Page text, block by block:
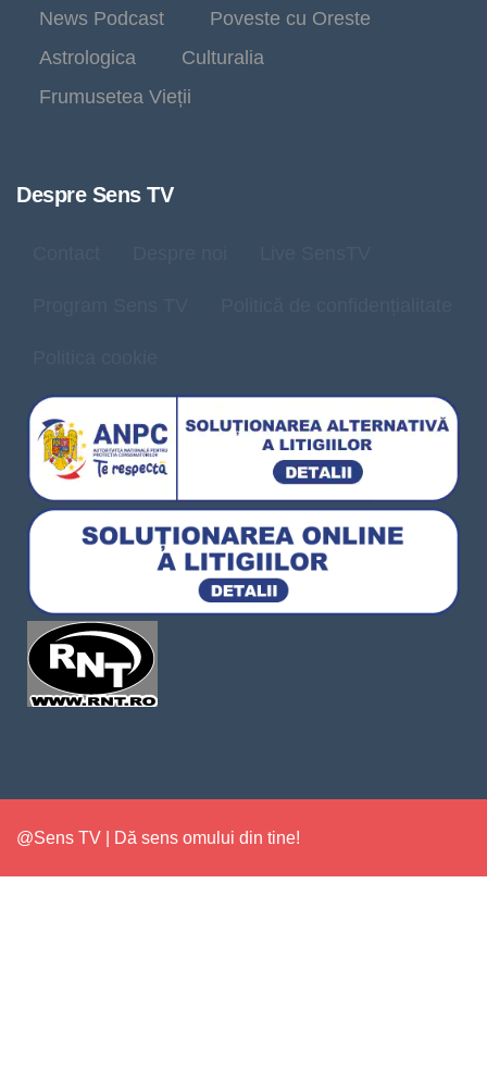
News Podcast
Poveste cu Oreste
Astrologica
Culturalia
Frumusetea Vieții
Despre Sens TV
@Sens TV | Dă sens omului din tine!